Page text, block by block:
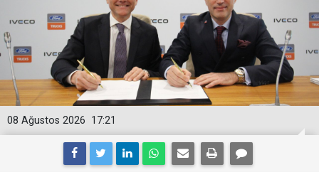
17:21
08 Ağustos 2026